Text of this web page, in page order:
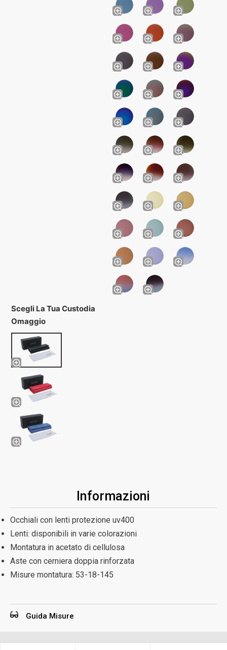
Scegli La Tua Custodia
Omaggio
Informazioni
Occhiali con lenti protezione uv400
Lenti: disponibili in varie colorazioni
Montatura in acetato di cellulosa
Aste con cerniera doppia rinforzata
Misure montatura: 53-18-145
Guida Misure